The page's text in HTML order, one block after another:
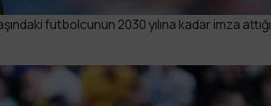
futbolcunun 2030 yılına kadar imza attığı